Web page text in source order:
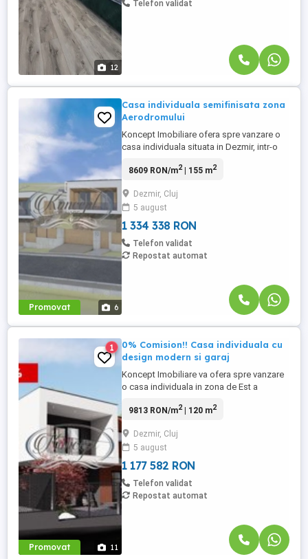
12
Telefon validat
Promovat 6
Casa individuala semifinisata zona
Aerodromului
Koncept Imobiliare ofera spre vanzare o
casa individuala situata in Dezmir, intr-o
Aerodrom. Pozitionarea proprietatii
dar pastreaza avantajele unui cadru
natural aerisit, ferit de agitatia urbana si cu
orientare mixta ...
8609 RON/m2| 155 m2
Dezmir, Cluj
5 august
1 334 338 RON
Telefon validat
Repostat automat
Promovat 11
1
0% Comision!! Casa individuala cu
design modern si garaj
Koncept Imobiliare va ofera spre vanzare
o casa individuala in zona de Est a
amplasat pe un teren in suprafata de 467
de 120 mp utili, este compus din: 4
camere, 3 bai, bucatarie, hol, casa scarii si
un garaj la nivelul ...
9813 RON/m2| 120 m2
Dezmir, Cluj
5 august
1 177 582 RON
Telefon validat
Repostat automat